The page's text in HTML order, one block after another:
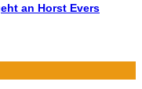
an Horst Evers